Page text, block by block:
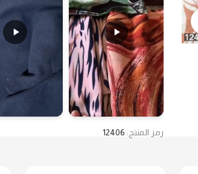
رمز المنتج: 12406